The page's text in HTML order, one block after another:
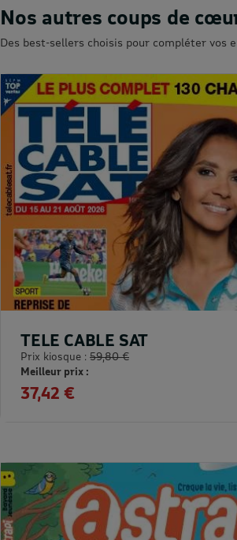
Nos autres coups de
Des best-sellers choisis pour compléter vos
TELE CABLE SAT
Prix kiosque : 59,80 €
Meilleur prix :
37,42 €